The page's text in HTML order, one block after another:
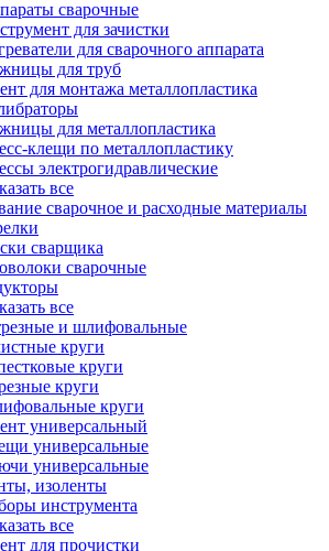
сварочные
для зачистки
для сварочного аппарата
для труб
для монтажа металлопластика
для металлопластика
клещи по металлопластику
электрогидравлические
все
сварочное и расходные материалы
сварщика
сварочные
все
и шлифовальные
круги
круги
круги
круги
универсальный
универсальные
универсальные
изоленты
инструмента
все
для прочистки